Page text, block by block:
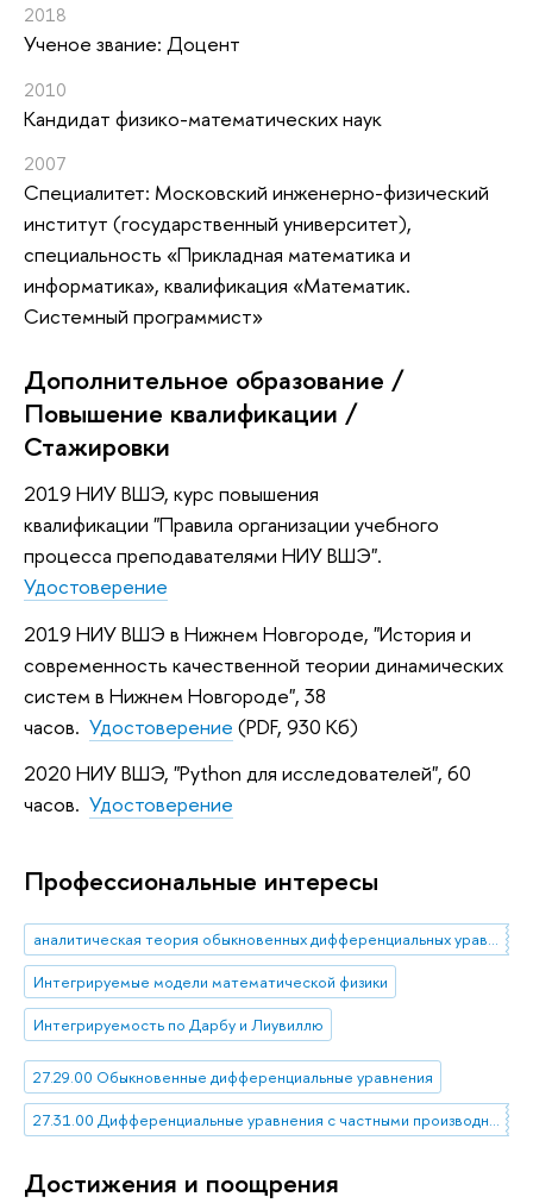
2018
Ученое звание: Доцент
2010
Кандидат физико-математических наук
2007
Специалитет: Московский инженерно-физический
институт (государственный университет),
специальность «Прикладная математика и
информатика», квалификация «Математик.
Системный программист»
Дополнительное образование /
Повышение квалификации /
Стажировки
2019 НИУ ВШЭ, курс повышения
квалификации "Правила организации учебного
процесса преподавателями НИУ ВШЭ".
Удостоверение
2019 НИУ ВШЭ в Нижнем Новгороде, "История и
современность качественной теории динамических
систем в Нижнем Новгороде", 38
часов. Удостоверение (PDF, 930 Кб)
2020 НИУ ВШЭ, "Python для исследователей", 60
часов. Удостоверение
Профессиональные интересы
аналитическая теория обыкновенных дифференциальных уравнений
Интегрируемые модели математической физики
Интегрируемость по Дарбу и Лиувиллю
27.29.00 Обыкновенные дифференциальные уравнения
27.31.00 Дифференциальные уравнения с частными производными
Достижения и поощрения